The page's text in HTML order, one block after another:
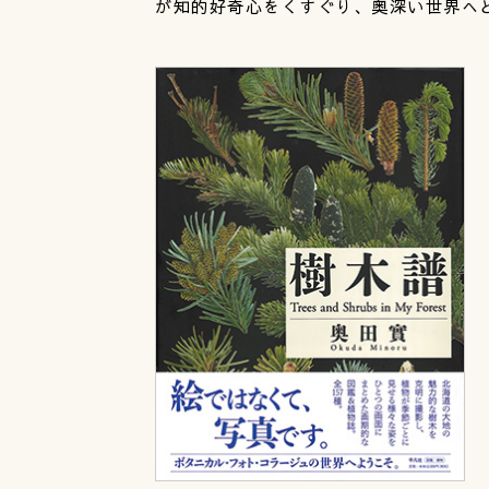
が知的好奇心をくすぐり、奥深い世界へ